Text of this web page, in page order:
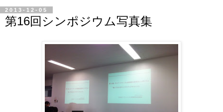
2013-12-05
第16回シンポジウム写真集